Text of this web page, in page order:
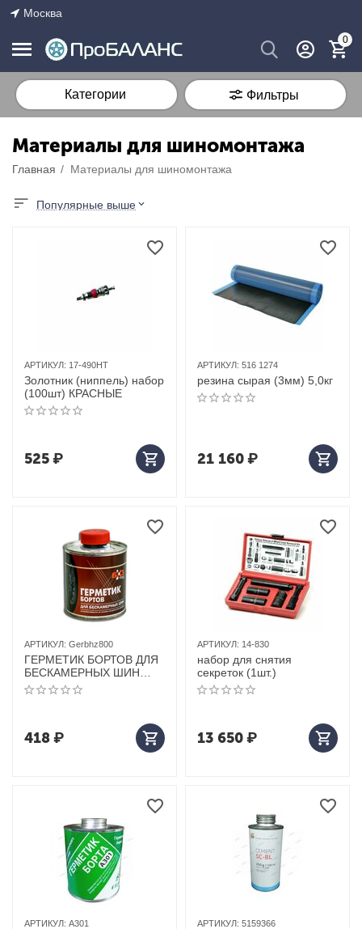
Москва
0
Категории Фильтры
Материалы для шиномонтажа
Главная / Материалы для шиномонтажа
Популярные выше
АРТИКУЛ: 17-490HT
Золотник (ниппель) набор
(100шт) КРАСНЫЕ
525₽
АРТИКУЛ: 516 1274
резина сырая (3мм) 5,0кг
21 160₽
АРТИКУЛ: Gerbhz800
ГЕРМЕТИК БОРТОВ ДЛЯ
БЕСКАМЕРНЫХ ШИН
БХЗ, 800МЛ
418₽
АРТИКУЛ: 14-830
набор для снятия
секреток (1шт.)
13 650₽
АРТИКУЛ: A301 АРТИКУЛ: 5159366